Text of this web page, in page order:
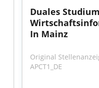
Duales Studium
In Mainz
Original
APCT1_DE